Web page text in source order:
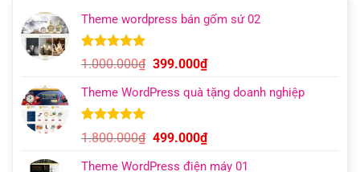
Theme wordpress bán gốm sứ 02
5.00trên 5
dựa trên
8
đánh giá
1.000.000₫ Giá
là:
399.000₫Giá
tại
399.000₫.
Theme WordPress quà tặng doanh nghiệp
5.00trên 5
dựa trên
5
đánh giá
1.800.000₫ Giá
499.000₫Giá
Theme WordPress điện máy 01